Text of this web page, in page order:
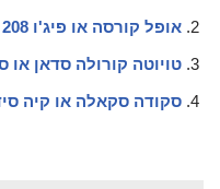
אופל קורסה או פיג'ו 208
טויוטה קורולה סדאן או
סקודה סקאלה או קיה